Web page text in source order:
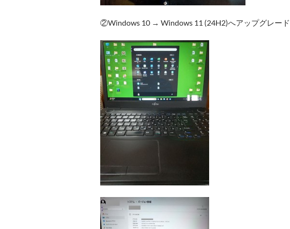
②Windows 10 → Windows 11 (24H2)へアップグレード